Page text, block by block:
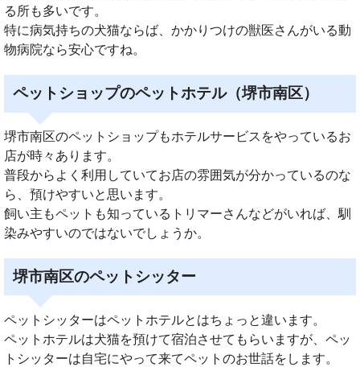
る所も多いです。
特に病気持ちの犬猫ならば、かかりつけの獣医さんがいる動
物病院なら安心ですね。
ペットショップのペットホテル（堺市南区）
堺市南区のペットショップもホテルサービスをやっているお
店が時々あります。
普段からよく利用していてお店の雰囲気が分かっているのな
ら、預けやすいと思います。
飼い主もペットも知っているトリマーさんなどがいれば、馴
染みやすいのではないでしょうか。
堺市南区のペットシッター
ペットシッターはペットホテルとはちょっと違います。
ペットホテルは犬猫を預けて宿泊させてもらいますが、ペッ
トシッターは自宅にやって来てペットのお世話をします。